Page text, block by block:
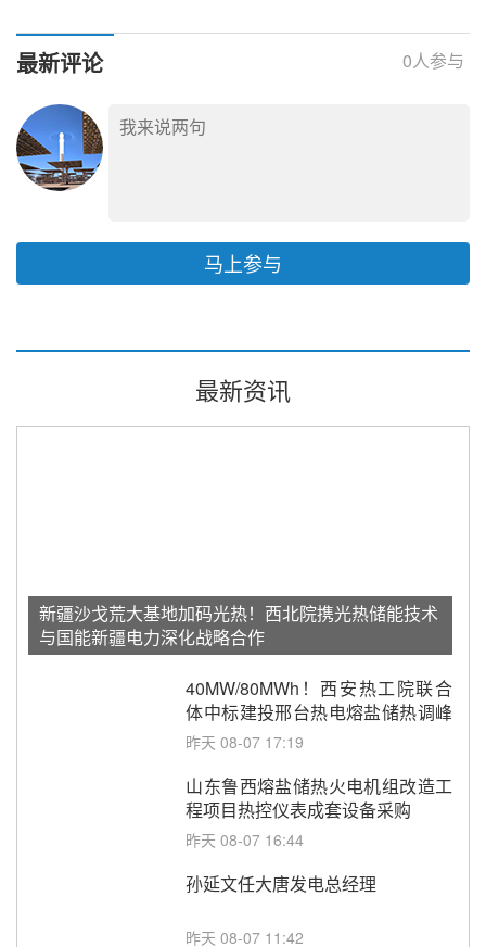
供电
最新评论 0人参与
马上参与
最新资讯
新疆沙戈荒大基地加码光热！西北院携光热储能技术
与国能新疆电力深化战略合作
40MW/80MWh！西安热工院联合
体中标建投邢台热电熔盐储热调峰
调频改造EPC项目
昨天 08-07 17:19
山东鲁西熔盐储热火电机组改造工
程项目热控仪表成套设备采购
昨天 08-07 16:44
孙延文任大唐发电总经理
昨天 08-07 11:42